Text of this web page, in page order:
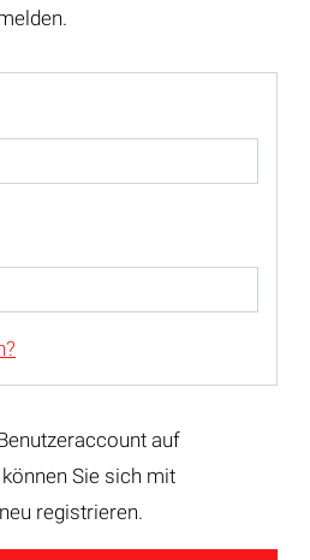
auf
Sie sich mit
registrieren.